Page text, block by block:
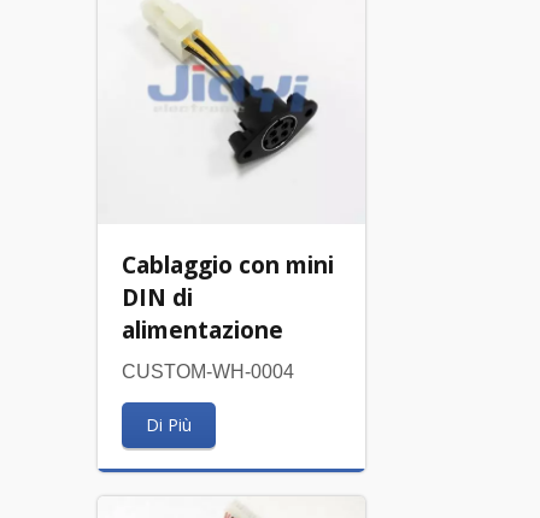
Cablaggio con mini
DIN di
alimentazione
CUSTOM-WH-0004
Di Più